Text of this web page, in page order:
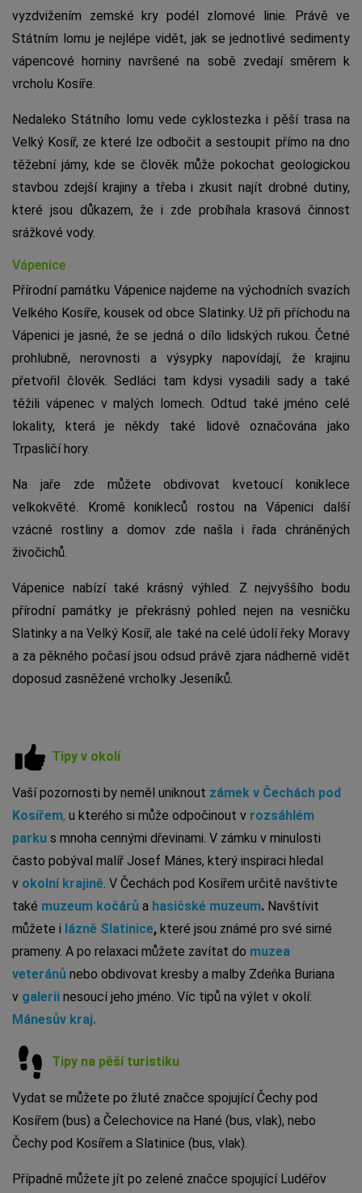
vyzdvižením zemské kry podél zlomové linie. Právě ve
Státním lomu je nejlépe vidět, jak se jednotlivé sedimenty
vápencové horniny navršené na sobě zvedají směrem k
vrcholu Kosíře.
Nedaleko Státního lomu vede cyklostezka i pěší trasa na
Velký Kosíř, ze které lze odbočit a sestoupit přímo na dno
těžební jámy, kde se člověk může pokochat geologickou
stavbou zdejší krajiny a třeba i zkusit najít drobné dutiny,
které jsou důkazem, že i zde probíhala krasová činnost
srážkové vody.
Vápenice
Přírodní památku Vápenice najdeme na východních svazích
Velkého Kosíře, kousek od obce Slatinky. Už při příchodu na
Vápenici je jasné, že se jedná o dílo lidských rukou. Četné
prohlubně, nerovnosti a výsypky napovídají, že krajinu
přetvořil člověk. Sedláci tam kdysi vysadili sady a také
těžili vápenec v malých lomech. Odtud také jméno celé
lokality, která je někdy také lidově označována jako
Trpasličí hory.
Na jaře zde můžete obdivovat kvetoucí koniklece
velkokvěté. Kromě konikleců rostou na Vápenici další
vzácné rostliny a domov zde našla i řada chráněných
živočichů.
Vápenice nabízí také krásný výhled. Z nejvyššího bodu
přírodní památky je překrásný pohled nejen na vesničku
Slatinky a na Velký Kosíř, ale také na celé údolí řeky Moravy
a za pěkného počasí jsou odsud právě zjara nádherně vidět
doposud zasněžené vrcholky Jeseníků.
Tipy v okolí
Vaší pozornosti by neměl uniknout zámek v Čechách pod
Kosířem, u kterého si může odpočinout v rozsáhlém
parku s mnoha cennými dřevinami. V zámku v minulosti
často pobýval malíř Josef Mánes, který inspiraci hledal
v okolní krajině. V Čechách pod Kosířem určitě navštivte
také muzeum kočárů a hasičské muzeum. Navštívit
můžete i lázně Slatinice, které jsou známé pro své sirné
prameny. A po relaxaci můžete zavítat do muzea
veteránů nebo obdivovat kresby a malby Zdeňka Buriana
v galerii nesoucí jeho jméno. Víc tipů na výlet v okolí:
Mánesův kraj.
Tipy na pěší turistiku
Vydat se můžete po žluté značce spojující Čechy pod
Kosířem (bus) a Čelechovice na Hané (bus, vlak), nebo
Čechy pod Kosířem a Slatinice (bus, vlak).
Případně můžete jít po zelené značce spojující Ludéřov